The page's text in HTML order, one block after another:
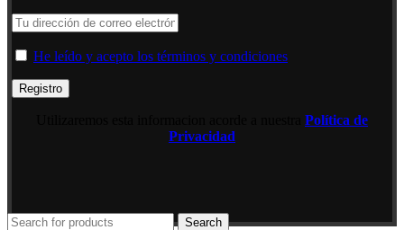
He leído y acepto los términos y condiciones
Política de
Privacidad
Search